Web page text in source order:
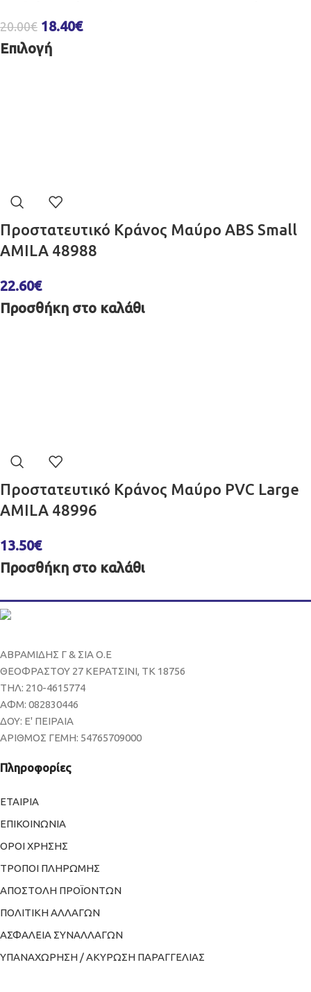
20.00€ 18.40€
Επιλογή
Προστατευτικό Κράνος Μαύρο ABS Small
AMILA 48988
22.60€
Προσθήκη στο καλάθι
Προστατευτικό Κράνος Μαύρο PVC Large
AMILA 48996
13.50€
Προσθήκη στο καλάθι
ΑΒΡΑΜΙΔΗΣ Γ & ΣΙΑ Ο.Ε
ΘΕΟΦΡΑΣΤΟΥ 27 ΚΕΡΑΤΣΙΝΙ, ΤΚ 18756
ΤΗΛ: 210-4615774
ΑΦΜ: 082830446
ΔΟΥ: Ε' ΠΕΙΡΑΙΑ
ΑΡΙΘΜΟΣ ΓΕΜΗ: 54765709000
Πληροφορίες
ΕΤΑΙΡΙΑ
ΕΠΙΚΟΙΝΩΝΙΑ
ΟΡΟΙ ΧΡΗΣΗΣ
ΤΡΟΠΟΙ ΠΛΗΡΩΜΗΣ
ΑΠΟΣΤΟΛΗ ΠΡΟΪΟΝΤΩΝ
ΠΟΛΙΤΙΚΗ ΑΛΛΑΓΩΝ
ΑΣΦΑΛΕΙΑ ΣΥΝΑΛΛΑΓΩΝ
ΥΠΑΝΑΧΩΡΗΣΗ / ΑΚΥΡΩΣΗ ΠΑΡΑΓΓΕΛΙΑΣ